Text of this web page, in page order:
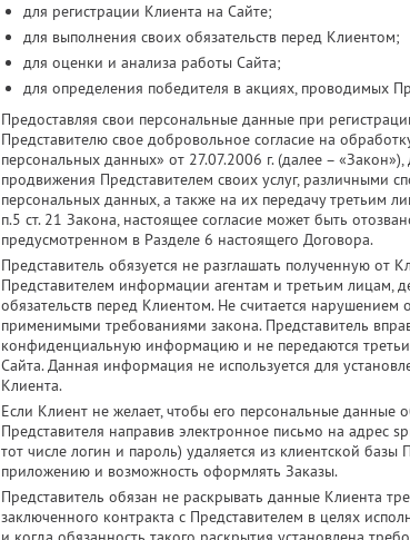
для регистрации Клиента на Сайте;
для выполнения своих обязательств перед Клиентом;
для оценки и анализа работы Сайта;
для определения победителя в акциях, проводимых
Предоставляя свои персональные данные при
Представителю свое добровольное согласие на
персональных данных» от 27.07.2006 г. (далее –
продвижения Представителем своих услуг, различными
персональных данных, а также на их передачу третьим
п.5 ст. 21 Закона, настоящее согласие может быть
предусмотренном в Разделе 6 настоящего Договора.
Представитель обязуется не разглашать полученную
Представителем информации агентам и третьим лицам,
обязательств перед Клиентом. Не считается
применимыми требованиями закона. Представитель
конфиденциальную информацию и не передаются
Сайта. Данная информация не используется для
Клиента.
Если Клиент не желает, чтобы его персональные
Представителя направив электронное письмо на адрес
тот числе логин и пароль) удаляется из клиентской
приложению и возможность оформлять Заказы.
Представитель обязан не раскрывать данные Клиента
заключенного контракта с Представителем в целях